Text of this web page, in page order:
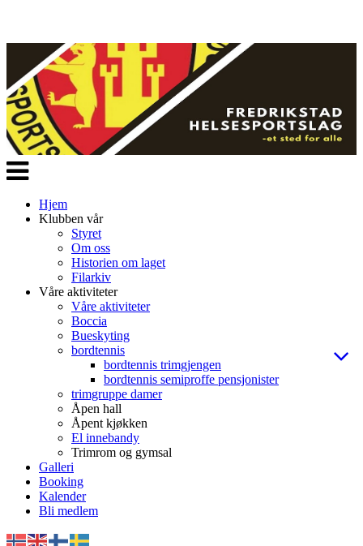
Veksle
navigasjon
Hjem
Klubben vår
Styret
Om oss
Historien om laget
Filarkiv
Våre aktiviteter
Våre aktiviteter
Boccia
Bueskyting
bordtennis
bordtennis trimgjengen
bordtennis semiproffe pensjonister
trimgruppe damer
Åpen hall
Åpent kjøkken
El innebandy
Trimrom og gymsal
Galleri
Booking
Kalender
Bli medlem